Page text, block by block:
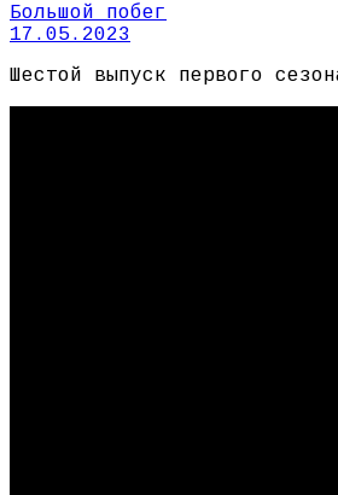
Большой побег
17.05.2023
Шестой выпуск первого